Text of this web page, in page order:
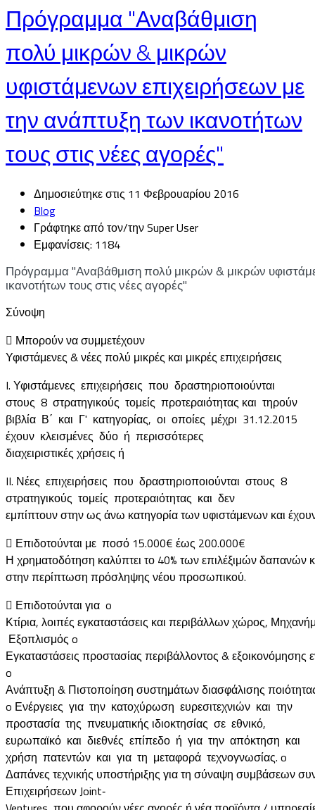
Πρόγραμμα "Αναβάθμιση
πολύ μικρών & μικρών
υφιστάμενων επιχειρήσεων με
την ανάπτυξη των ικανοτήτων
τους στις νέες αγορές"
Δημοσιεύτηκε στις 11 Φεβρουαρίου 2016
Blog
Γράφτηκε από τον/την Super User
Εμφανίσεις: 1184
Πρόγραμμα "Αναβάθμιση πολύ μικρών & μικρών
ικανοτήτων τους στις νέες αγορές"
Σύνοψη
 Μπορούν να συμμετέχουν
Υφιστάμενες & νέες πολύ μικρές και μικρές επιχειρήσεις
I. Υφιστάμενες επιχειρήσεις που δραστηριοποιούνται
στους 8 στρατηγικούς τομείς προτεραιότητας και τηρούν
βιβλία Β΄ και Γ' κατηγορίας, οι οποίες μέχρι 31.12.2015
έχουν κλεισμένες δύο ή περισσότερες
διαχειριστικές χρήσεις ή
II. Νέες επιχειρήσεις που δραστηριοποιούνται στους 8
στρατηγικούς τομείς προτεραιότητας και δεν
εμπίπτουν στην ως άνω κατηγορία των υφιστάμενων και
 Επιδοτούνται με ποσό 15.000€ έως 200.000€
Η χρηματοδότηση καλύπτει το 40% των επιλέξιμών δαπανών
στην περίπτωση πρόσληψης νέου προσωπικού.
 Επιδοτούνται για o
Κτίρια, λοιπές εγκαταστάσεις και περιβάλλων χώρος,
Εξοπλισμός o
Εγκαταστάσεις προστασίας περιβάλλοντος & εξοικονόμησης
o
Ανάπτυξη & Πιστοποίηση συστημάτων διασφάλισης
o Ενέργειες για την κατοχύρωση ευρεσιτεχνιών και την
προστασία της πνευματικής ιδιοκτησίας σε εθνικό,
ευρωπαϊκό και διεθνές επίπεδο ή για την απόκτηση και
χρήση πατεντών και για τη μεταφορά τεχνογνωσίας. o
Δαπάνες τεχνικής υποστήριξης για τη σύναψη συμβάσεων
Επιχειρήσεων Joint‐